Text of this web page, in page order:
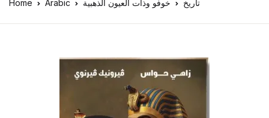
Home Arabic تاريخ خوفو وذات العيون الذهبية